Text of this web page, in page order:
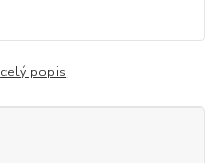
celý popis